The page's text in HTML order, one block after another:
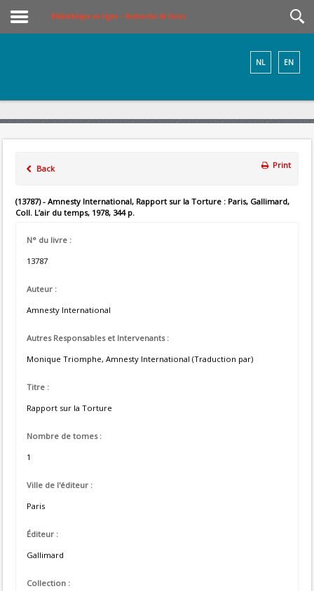
Bibliothèque en ligne – Recherche de livres
EN
NL
Back Print
(13787) - Amnesty International, Rapport sur la Torture : Paris, Gallimard,
Coll. L’air du temps, 1978, 344 p.
N° du livre :
13787
Auteur :
Amnesty International
Autres Responsables et Intervenants :
Monique Triomphe, Amnesty International (Traduction par)
Titre :
Rapport sur la Torture
Nombre de tomes :
1
Ville de l'éditeur :
Paris
Éditeur :
Gallimard
Collection :